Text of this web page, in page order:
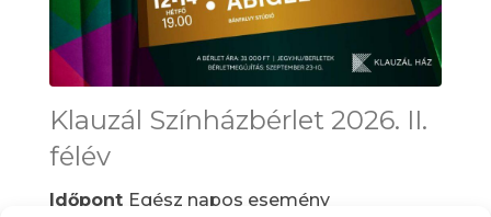
Klauzál Színházbérlet 2026. II.
félév
Időpont Egész napos esemény